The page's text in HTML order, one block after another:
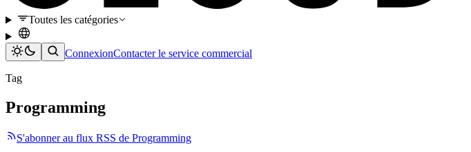
Toutes les catégories
ConnexionContacter le service commercial
Tag
Programming
S'abonner au flux RSS de Programming